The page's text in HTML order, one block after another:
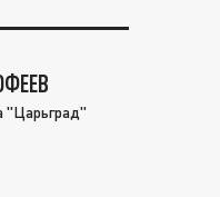
"Царьград"